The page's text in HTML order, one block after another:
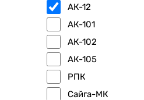
АК-12
АК-101
АК-102
АК-105
РПК
Сайга-МК